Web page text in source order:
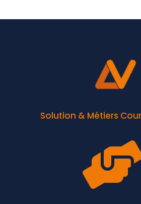
Solution & Métiers